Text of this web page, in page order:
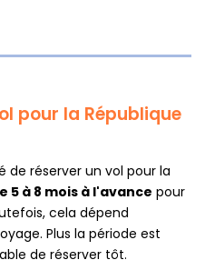
pour la République
de réserver un vol pour la
5 à 8 mois à l'avance pour
cela dépend
Plus la période est
de réserver tôt.